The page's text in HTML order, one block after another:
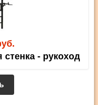
- рукоход